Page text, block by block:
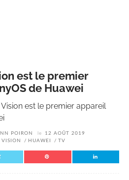
est le premier
de Huawei
est le premier appareil
POIRON le
12 AOÛT 2019
VISION HUAWEI TV